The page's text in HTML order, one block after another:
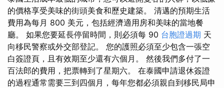
的價格享受美味的街頭美食和歷史建築。 清邁的預期生活
費用為每月 800 美元，包括經濟適用房和美味的當地餐
廳。 如果您要延長停留時間，則必須每 90 台胞證過期 天
向移民警察或外交部登記。 您的護照必須至少包含一張空
白簽證頁，且有效期至少還有六個月。 然後我們多付了一
百法郎的費用，把票轉到了星期六。 在泰國申請退休簽證
的過程通常需要三到四個月，每年您都必須親自到移民局申